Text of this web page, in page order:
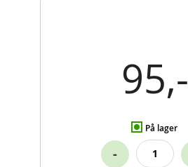
95,-
På lager
-